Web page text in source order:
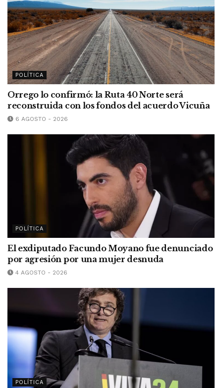
POLÍTICA
Orrego lo confirmó: la Ruta 40 Norte será
reconstruida con los fondos del acuerdo Vicuña
6 AGOSTO - 2026
POLÍTICA
El exdiputado Facundo Moyano fue denunciado
por agresión por una mujer desnuda
4 AGOSTO - 2026
POLÍTICA